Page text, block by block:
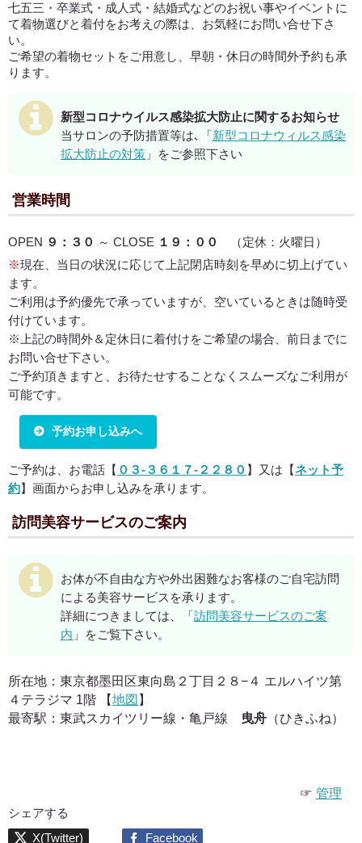
七五三・卒業式・成人式・結婚式などのお祝い事やイベントに
て着物選びと着付をお考えの際は、お気軽にお問い合せ下さ
い。
ご希望の着物セットをご用意し、早朝・休日の時間外予約も承
ります。
新型コロナウイルス感染拡大防止に関するお知らせ
当サロンの予防措置等は､「新型コロナウィルス感染
拡大防止の対策 」をご参照下さい
営業時間
OPEN ９：３０ ～ CLOSE １９：００
（定休：火曜日）
※現在、当日の状況に応じて上記閉店時刻を早めに切上げてい
ます。
ご利用は予約優先で承っていますが、空いているときは随時受
付けています。
※上記の時間外＆定休日に着付けをご希望の場合、前日までに
お問い合せ下さい。
ご予約頂きますと、お待たせすることなくスムーズなご利用が
可能です。
予約お申し込みへ
ご予約は、お電話【 ０３-３６１７-２２８０ 】又は【ネット予
約】画面からお申し込みを承ります。
訪問美容サービスのご案内
お体が不自由な方や外出困難なお客様のご自宅訪問
による美容サービスを承ります。
詳細につきましては、「訪問美容サービスのご案
内 」をご覧下さい。
所在地：東京都墨田区東向島２丁目２８−４ エルハイツ第
４テラジマ 1階 【地図 】
最寄駅：東武スカイツリー線・亀戸線
曳舟 （ひきふね）
☞ 管理
シェアする